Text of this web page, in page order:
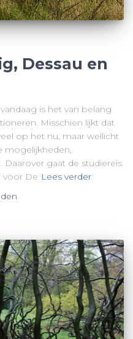
Dessau en
is het van belang
Misschien lijkt dat
op het nu, maar wellicht
mogelijkheden,
gaat de studiereis
voor De Lees verder